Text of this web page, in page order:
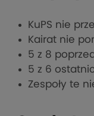
KuPS nie
Kairat nie
5 z 8
5 z 6
Zespoły te